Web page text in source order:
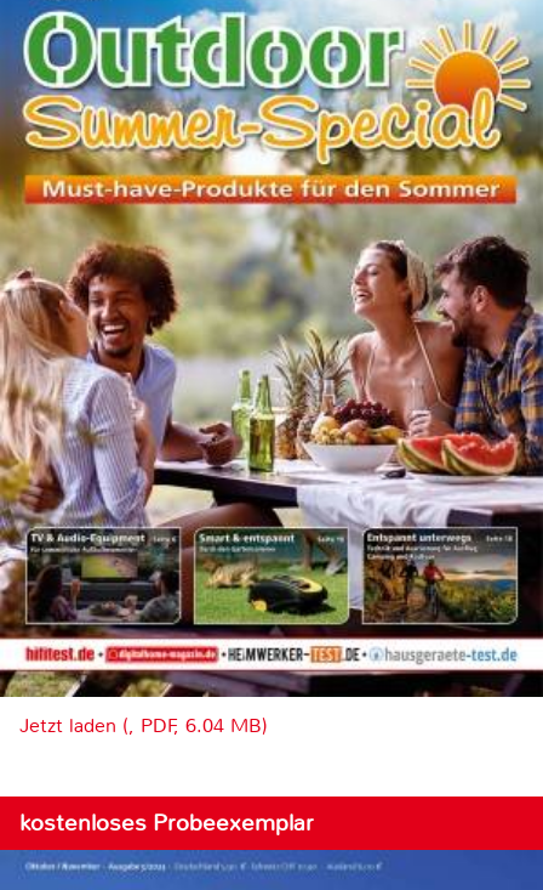
Jetzt laden (, PDF, 6.04 MB)
kostenloses Probeexemplar